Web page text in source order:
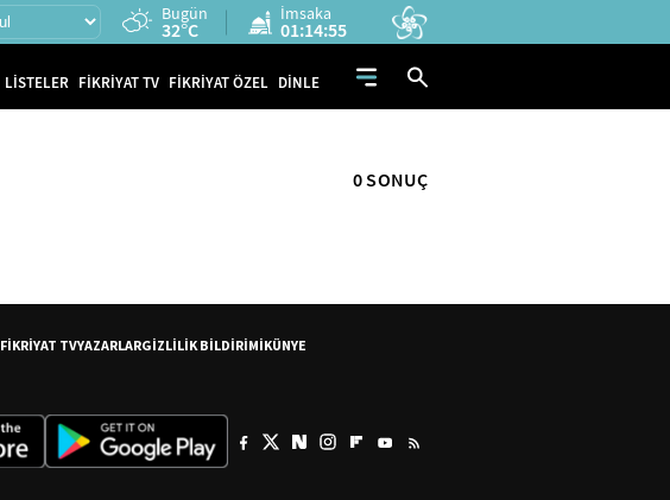
Bugün
32°C
İmsaka
01:14:55
LİSTELER FİKRİYAT TV FİKRİYAT ÖZEL DİNLE
0 SONUÇ
FİKRİYAT TVYAZARLARGİZLİLİK BİLDİRİMİKÜNYE